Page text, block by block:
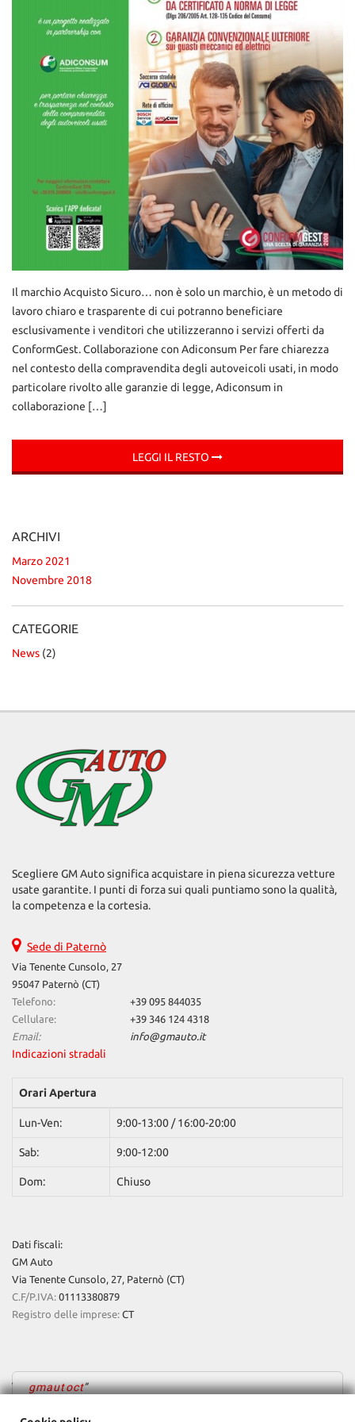
Il marchio Acquisto Sicuro… non è solo un marchio, è un metodo di
lavoro chiaro e trasparente di cui potranno beneficiare
esclusivamente i venditori che utilizzeranno i servizi offerti da
ConformGest. Collaborazione con Adiconsum Per fare chiarezza
nel contesto della compravendita degli autoveicoli usati, in modo
particolare rivolto alle garanzie di legge, Adiconsum in
collaborazione […]
LEGGI IL RESTO
ARCHIVI
Marzo 2021
Novembre 2018
CATEGORIE
News (2)
Scegliere GM Auto significa acquistare in piena sicurezza vetture
usate garantite. I punti di forza sui quali puntiamo sono la qualità,
la competenza e la cortesia.
Sede di Paternò
Via Tenente Cunsolo, 27
95047 Paternò (CT)
Telefono:
+39 095 844035
Cellulare:
+39 346 124 4318
Email:
info@gmauto.it
Indicazioni stradali
Orari Apertura
Lun-Ven: 9:00-13:00 / 16:00-20:00
Sab: 9:00-12:00
Dom: Chiuso
Dati fiscali:
GM Auto
Via Tenente Cunsolo, 27, Paternò (CT)
C.F/P.IVA: 01113380879
Registro delle imprese: CT
gmautoct
Cookie necessari
Cookie delle preferenze
Cookie per il miglioramento dell'esperienza utente
Cookie analitici
Cookie di marketing
la
cookie
policy
Salva
le